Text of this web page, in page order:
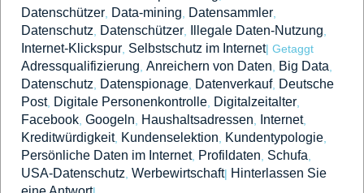
Datenschützer Data-mining Datensammler
Datenschutz Datenschützer Illegale Daten-Nutzung
Internet-Klickspur Selbstschutz im Internet| Getaggt
Adressqualifizierung Anreichern von Daten Big Data
Datenschutz Datenspionage Datenverkauf, Deutsche
Post, Digitale Personenkontrolle Digitalzeitalter
Facebook Googeln Haushaltsadressen Internet,
Kreditwürdigkeit, Kundenselektion Kundentypologie
Persönliche Daten im Internet, Profildaten Schufa
USA-Datenschutz Werbewirtschaft| Hinterlassen Sie